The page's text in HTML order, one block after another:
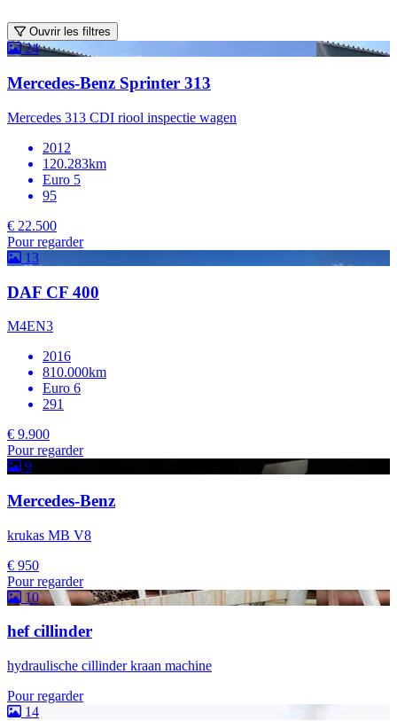
Ouvrir les filtres
24
Mercedes-Benz Sprinter 313
Mercedes 313 CDI riool inspectie wagen
2012
120.283km
Euro 5
95
€ 22.500
Pour regarder
13
DAF CF 400
M4EN3
2016
810.000km
Euro 6
291
€ 9.900
Pour regarder
9
Mercedes-Benz
krukas MB V8
€ 950
Pour regarder
10
hef cillinder
hydraulische cillinder kraan machine
Pour regarder
14